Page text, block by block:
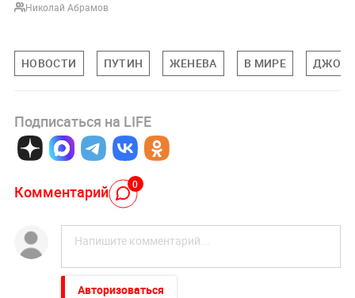
Николай Абрамов
НОВОСТИ ПУТИН ЖЕНЕВА В МИРЕ ДЖО
Подписаться на LIFE
Комментарий 0
Авторизоваться